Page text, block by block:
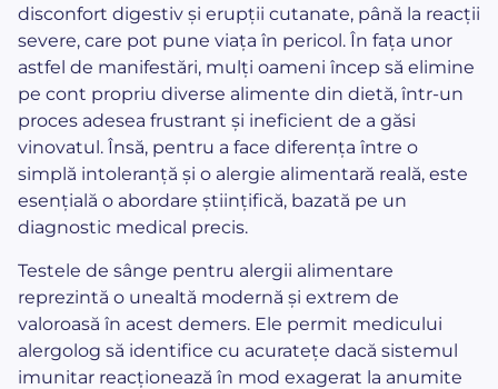
disconfort digestiv și erupții cutanate, până la reacții
severe, care pot pune viața în pericol. În fața unor
astfel de manifestări, mulți oameni încep să elimine
pe cont propriu diverse alimente din dietă, într-un
proces adesea frustrant și ineficient de a găsi
vinovatul. Însă, pentru a face diferența între o
simplă intoleranță și o alergie alimentară reală, este
esențială o abordare științifică, bazată pe un
diagnostic medical precis.
Testele de sânge pentru alergii alimentare
reprezintă o unealtă modernă și extrem de
valoroasă în acest demers. Ele permit medicului
alergolog să identifice cu acuratețe dacă sistemul
imunitar reacționează în mod exagerat la anumite